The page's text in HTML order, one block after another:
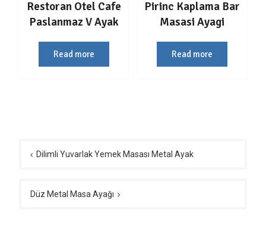
Restoran Otel Cafe
Paslanmaz V Ayak
Read more
Pirinc Kaplama Bar
Masasi Ayagi
Read more
gezinmesi
Dilimli Yuvarlak Yemek Masası Metal Ayak
Düz Metal Masa Ayağı